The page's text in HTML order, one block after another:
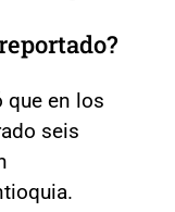
que en los
seis